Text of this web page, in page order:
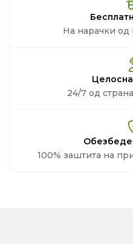
На нарачки од
24/7 од
100% заштита на